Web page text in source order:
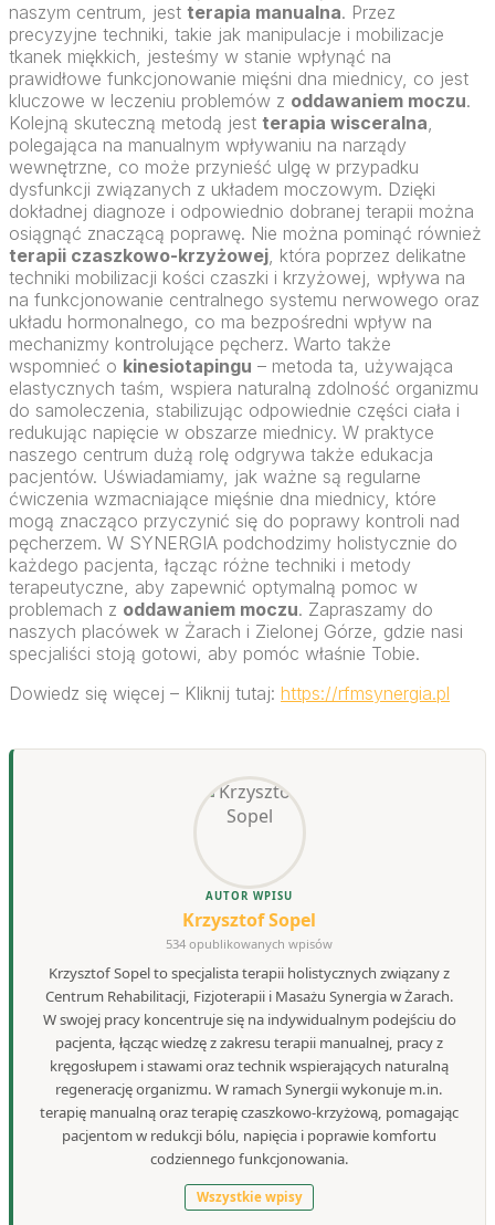
naszym centrum, jest terapia manualna. Przez
precyzyjne techniki, takie jak manipulacje i mobilizacje
tkanek miękkich, jesteśmy w stanie wpłynąć na
prawidłowe funkcjonowanie mięśni dna miednicy, co jest
kluczowe w leczeniu problemów z oddawaniem moczu.
Kolejną skuteczną metodą jest terapia wisceralna,
polegająca na manualnym wpływaniu na narządy
wewnętrzne, co może przynieść ulgę w przypadku
dysfunkcji związanych z układem moczowym. Dzięki
dokładnej diagnoze i odpowiednio dobranej terapii można
osiągnąć znaczącą poprawę. Nie można pominąć również
terapii czaszkowo-krzyżowej, która poprzez delikatne
techniki mobilizacji kości czaszki i krzyżowej, wpływa na
na funkcjonowanie centralnego systemu nerwowego oraz
układu hormonalnego, co ma bezpośredni wpływ na
mechanizmy kontrolujące pęcherz. Warto także
wspomnieć o kinesiotapingu – metoda ta, używająca
elastycznych taśm, wspiera naturalną zdolność organizmu
do samoleczenia, stabilizując odpowiednie części ciała i
redukując napięcie w obszarze miednicy. W praktyce
naszego centrum dużą rolę odgrywa także edukacja
pacjentów. Uświadamiamy, jak ważne są regularne
ćwiczenia wzmacniające mięśnie dna miednicy, które
mogą znacząco przyczynić się do poprawy kontroli nad
pęcherzem. W SYNERGIA podchodzimy holistycznie do
każdego pacjenta, łącząc różne techniki i metody
terapeutyczne, aby zapewnić optymalną pomoc w
problemach z oddawaniem moczu. Zapraszamy do
naszych placówek w Żarach i Zielonej Górze, gdzie nasi
specjaliści stoją gotowi, aby pomóc właśnie Tobie.
Dowiedz się więcej – Kliknij tutaj: https://rfmsynergia.pl
AUTOR WPISU
Krzysztof Sopel
534 opublikowanych wpisów
Krzysztof Sopel to specjalista terapii holistycznych związany z
Centrum Rehabilitacji, Fizjoterapii i Masażu Synergia w Żarach.
W swojej pracy koncentruje się na indywidualnym podejściu do
pacjenta, łącząc wiedzę z zakresu terapii manualnej, pracy z
kręgosłupem i stawami oraz technik wspierających naturalną
regenerację organizmu. W ramach Synergii wykonuje m.in.
terapię manualną oraz terapię czaszkowo-krzyżową, pomagając
pacjentom w redukcji bólu, napięcia i poprawie komfortu
codziennego funkcjonowania.
Wszystkie wpisy